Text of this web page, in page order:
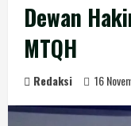
Dewan
MTQH
Redaksi 16